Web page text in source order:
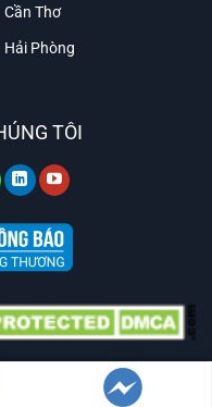
Cần Thơ
Hải Phòng
TÔI
VIỆT NAM